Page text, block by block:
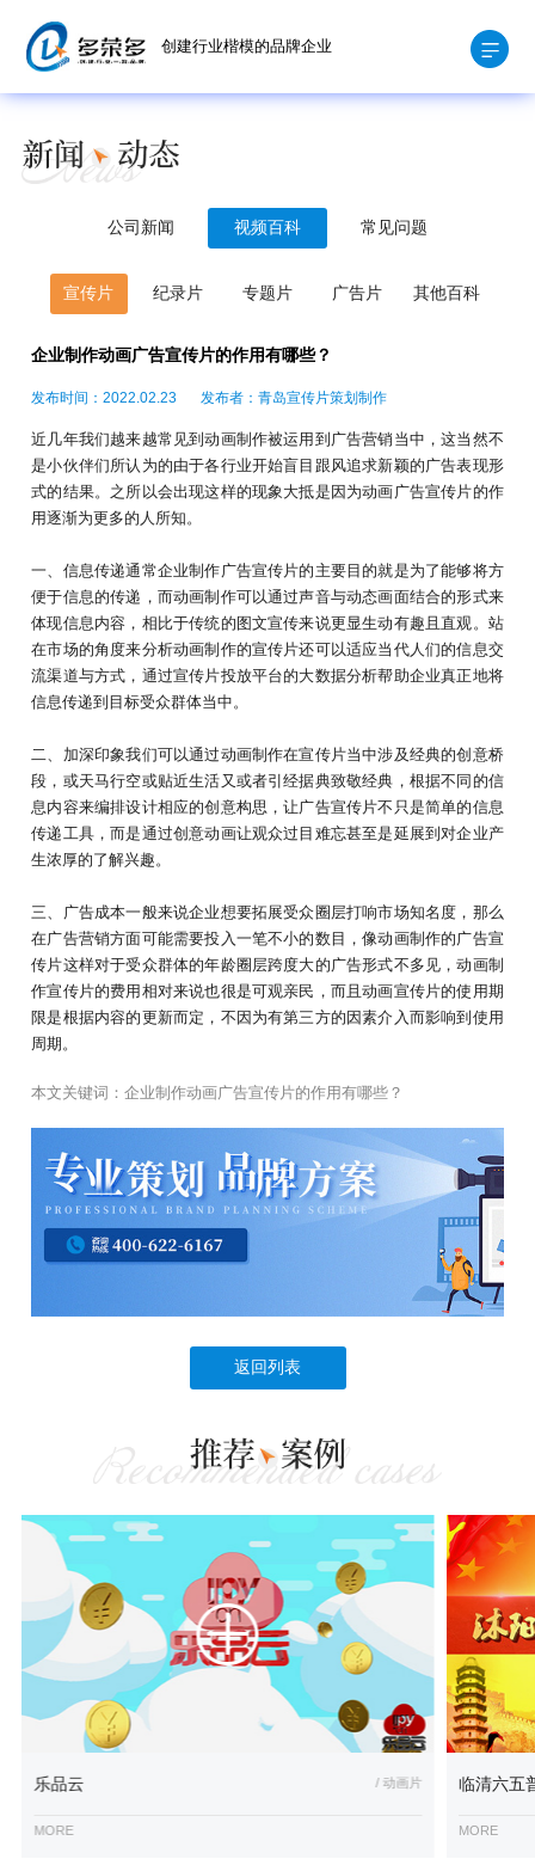
创建行业楷模的品牌企业
公司新闻 视频百科 常见问题
宣传片 纪录片 专题片 广告片 其他百科
企业制作动画广告宣传片的作用有哪些？
发布时间：2022.02.23 发布者：青岛宣传片策划制作
近几年我们越来越常见到动画制作被运用到广告营销当中，这当然不
是小伙伴们所认为的由于各行业开始盲目跟风追求新颖的广告表现形
式的结果。之所以会出现这样的现象大抵是因为动画广告宣传片的作
用逐渐为更多的人所知。
一、信息传递通常企业制作广告宣传片的主要目的就是为了能够将方
便于信息的传递，而动画制作可以通过声音与动态画面结合的形式来
体现信息内容，相比于传统的图文宣传来说更显生动有趣且直观。站
在市场的角度来分析动画制作的宣传片还可以适应当代人们的信息交
流渠道与方式，通过宣传片投放平台的大数据分析帮助企业真正地将
信息传递到目标受众群体当中。
二、加深印象我们可以通过动画制作在宣传片当中涉及经典的创意桥
段，或天马行空或贴近生活又或者引经据典致敬经典，根据不同的信
息内容来编排设计相应的创意构思，让广告宣传片不只是简单的信息
传递工具，而是通过创意动画让观众过目难忘甚至是延展到对企业产
生浓厚的了解兴趣。
三、广告成本一般来说企业想要拓展受众圈层打响市场知名度，那么
在广告营销方面可能需要投入一笔不小的数目，像动画制作的广告宣
传片这样对于受众群体的年龄圈层跨度大的广告形式不多见，动画制
作宣传片的费用相对来说也很是可观亲民，而且动画宣传片的使用期
限是根据内容的更新而定，不因为有第三方的因素介入而影响到使用
周期。
本文关键词：企业制作动画广告宣传片的作用有哪些？
返回列表
乐品云 / 动画片
MORE
临清六五
MORE